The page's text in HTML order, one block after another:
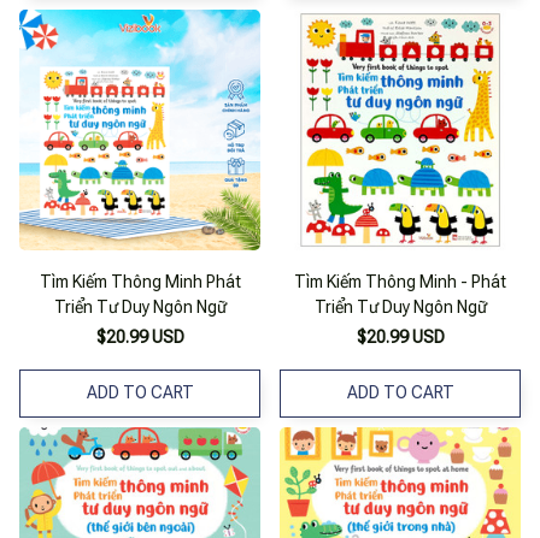
Tìm Kiếm Thông Minh Phát
Triển Tư Duy Ngôn Ngữ
$20.99 USD
ADD TO CART
Tìm Kiếm Thông Minh - Phát
Triển Tư Duy Ngôn Ngữ
$20.99 USD
ADD TO CART